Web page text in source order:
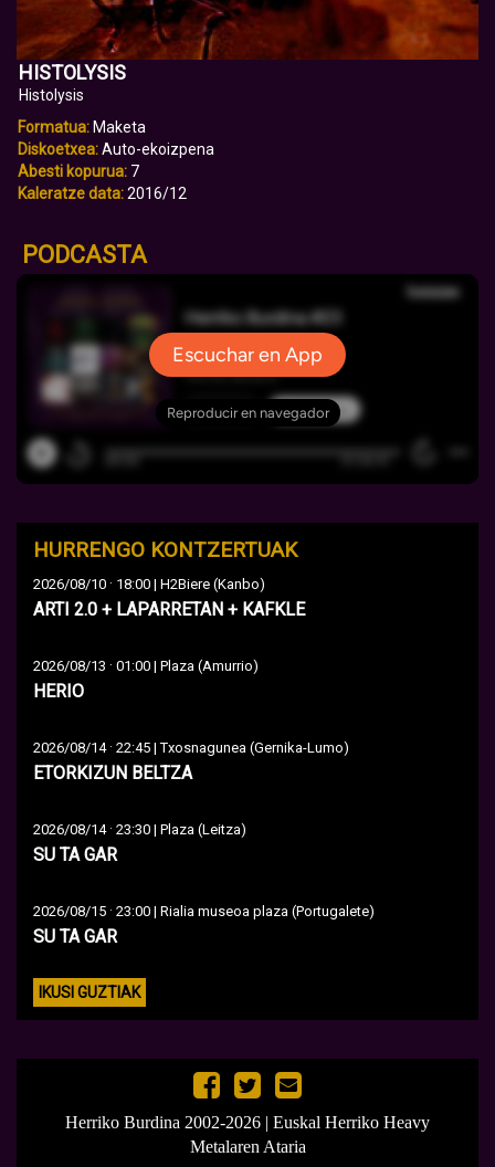
HISTOLYSIS
Histolysis
Formatua: Maketa
Diskoetxea:Auto-ekoizpena
Abesti kopurua: 7
Kaleratze data:2016/12
PODCASTA
HURRENGO KONTZERTUAK
2026/08/10 · 18:00 | H2Biere (Kanbo)
ARTI 2.0 + LAPARRETAN + KAFKLE
2026/08/13 · 01:00 | Plaza (Amurrio)
HERIO
2026/08/14· 22:45 | Txosnagunea (Gernika-Lumo)
ETORKIZUN BELTZA
2026/08/14· 23:30 | Plaza (Leitza)
SU TA GAR
2026/08/15 · 23:00 | Rialia museoa plaza (Portugalete)
SU TA GAR
IKUSI GUZTIAK
Herriko Burdina 2002-2026 | Euskal Herriko Heavy
Metalaren Ataria